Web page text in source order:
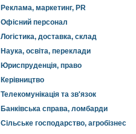
Реклама, маркетинг, PR
Офісний персонал
Логістика, доставка, склад
Наука, освіта, переклади
Юриспруденція, право
Керівництво
Телекомунікація та зв'язок
Банківська справа, ломбарди
Сільське господарство, агробізнес